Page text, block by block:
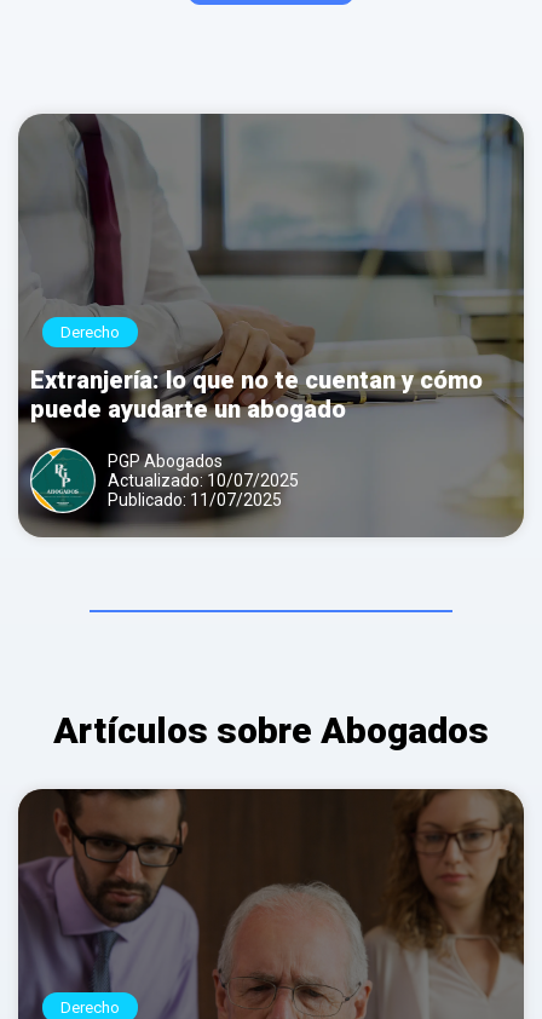
Derecho
Extranjería: lo que no te cuentan y cómo
puede ayudarte un abogado
PGP Abogados
Actualizado: 10/07/2025
Publicado: 11/07/2025
Artículos sobre Abogados
Derecho